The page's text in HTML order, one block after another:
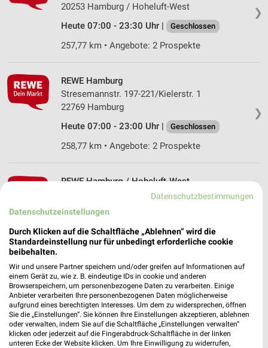
❯
20253 Hamburg / Hoheluft-West
Heute 07:00 - 23:30 Uhr |
Geschlossen
257,77 km • Angebote: 2 Prospekte
❯
REWE Hamburg
Stresemannstr. 197-221/Kielerstr. 1
22769 Hamburg
Heute 07:00 - 23:00 Uhr |
Geschlossen
258,77 km • Angebote: 2 Prospekte
REWE Hamburg / Hoheluft-West
20253 Hamburg / Hoheluft-West
Heute 07:00 - 22:00 Uhr |
Geschlossen
258,04 km • Angebote: 2 Prospekte
REWE Hamburg
Bachstr. 145/Herderstr. 46-52
22083 Hamburg
Heute 07:00 - 22:00 Uhr | Geschlossen
Datenschutzbestimmungen
Datenschutzeinstellungen
Durch Klicken auf die Schaltfläche „Ablehnen“ wird die
Standardeinstellung nur für unbedingt erforderliche cookie
beibehalten.
Wir und unsere Partner speichern und/oder greifen auf Informationen auf
einem Gerät zu, wie z. B. eindeutige IDs in cookie und anderen
Browserspeichern, um personenbezogene Daten zu verarbeiten. Einige
Anbieter verarbeiten Ihre personenbezogenen Daten möglicherweise
aufgrund eines berechtigten Interesses. Um dem zu widersprechen, öffnen
Sie die „Einstellungen“. Sie können Ihre Einstellungen akzeptieren, ablehnen
oder verwalten, indem Sie auf die Schaltfläche „Einstellungen verwalten“
klicken oder jederzeit auf die Fingerabdruck-Schaltfläche in der linken
unteren Ecke der Website klicken. Um Ihre Einwilligung zu widerrufen,